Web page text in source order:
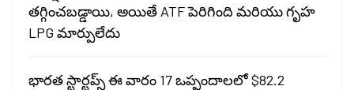
తగ్గించబడ్డాయి, అయితే ATF పెరిగింది మరియు గృహ
LPG మార్పులేదు
భారత స్టార్టప్స్ ఈ వారం 17 ఒప్పందాలలో $82.2